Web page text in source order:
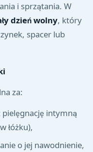
i sprzątania. W
dzień wolny, który
spacer lub
za:
pielęgnację intymną
łóżku),
o jej nawodnienie,